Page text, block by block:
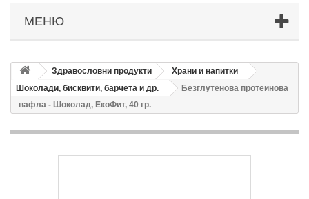
МЕНЮ
Здравословни продукти
Храни и напитки
Шоколади, бисквити, барчета и др.
Безглутенова протеинова
вафла - Шоколад, ЕкоФит, 40 гр.